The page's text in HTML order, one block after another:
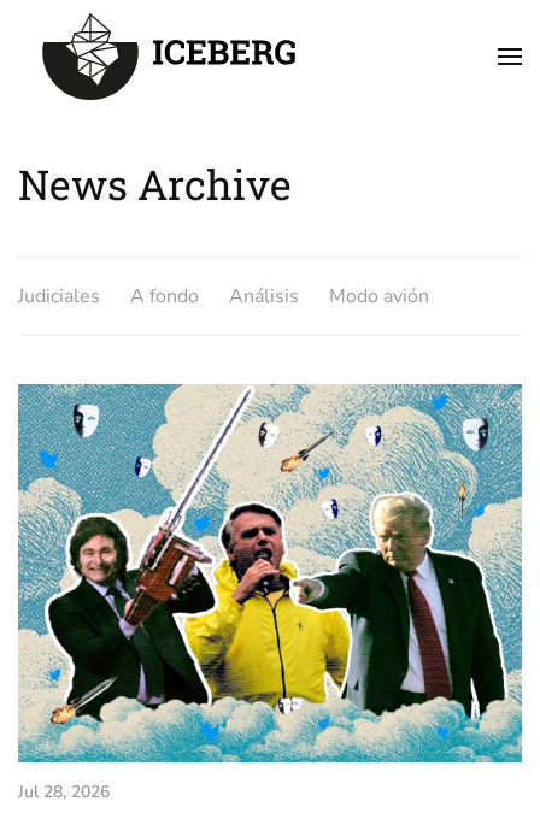
Skip to main content
News Archive
Judiciales A fondo Análisis Modo avión
Jul 28, 2026